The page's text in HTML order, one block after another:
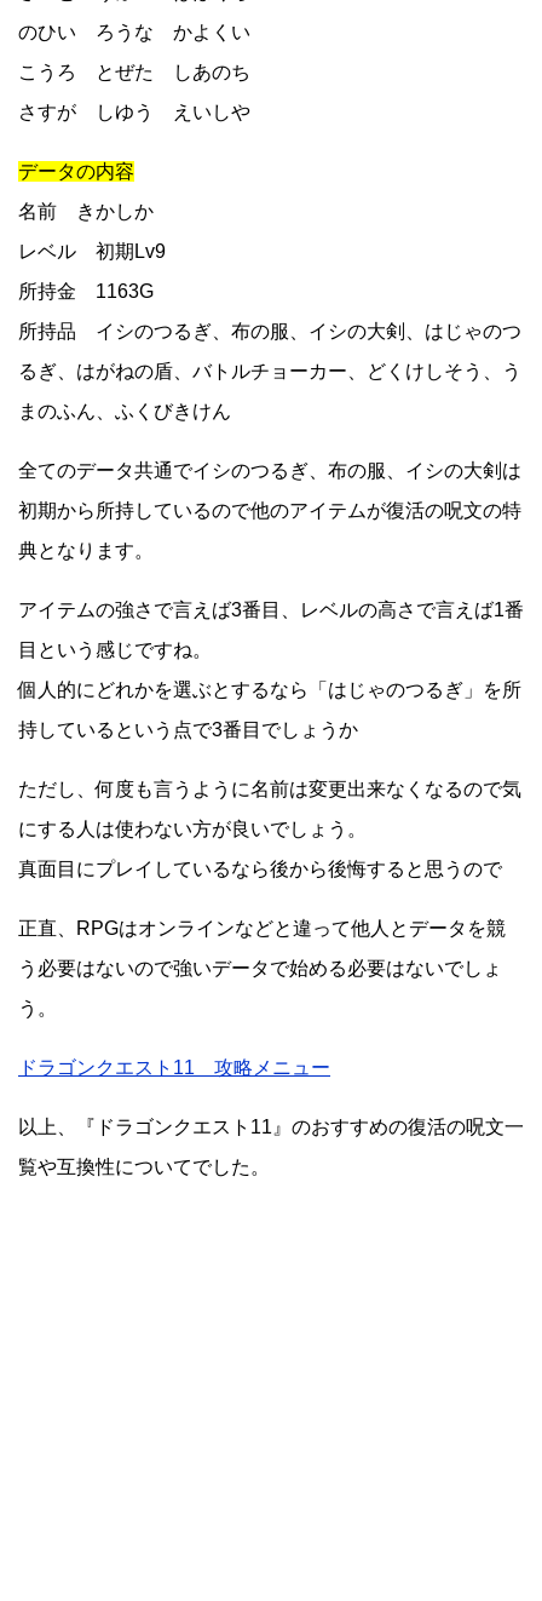
のひい ろうな かよくい
こうろ とぜた しあのち
さすが しゆう えいしや
データの内容
名前 きかしか
レベル 初期Lv9
所持金 1163G
所持品 イシのつるぎ、布の服、イシの大剣、はじゃのつ
るぎ、はがねの盾、バトルチョーカー、どくけしそう、う
まのふん、ふくびきけん
全てのデータ共通でイシのつるぎ、布の服、イシの大剣は
初期から所持しているので他のアイテムが復活の呪文の特
典となります。
アイテムの強さで言えば3番目、レベルの高さで言えば1番
目という感じですね。
個人的にどれかを選ぶとするなら「はじゃのつるぎ」を所
持しているという点で3番目でしょうか
ただし、何度も言うように名前は変更出来なくなるので気
にする人は使わない方が良いでしょう。
真面目にプレイしているなら後から後悔すると思うので
正直、RPGはオンラインなどと違って他人とデータを競
う必要はないので強いデータで始める必要はないでしょ
う。
ドラゴンクエスト11 攻略メニュー
以上、『ドラゴンクエスト11』のおすすめの復活の呪文一
覧や互換性についてでした。